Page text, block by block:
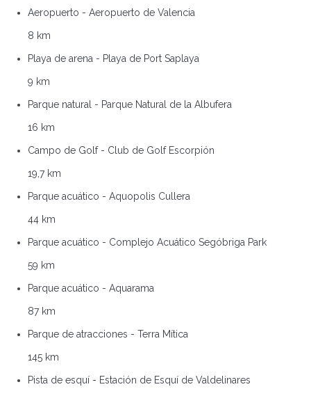
Aeropuerto - Aeropuerto de Valencia
8 km
Playa de arena - Playa de Port Saplaya
9 km
Parque natural - Parque Natural de la Albufera
16 km
Campo de Golf - Club de Golf Escorpión
19,7 km
Parque acuático - Aquopolis Cullera
44 km
Parque acuático - Complejo Acuático Segóbriga Park
59 km
Parque acuático - Aquarama
87 km
Parque de atracciones - Terra Mítica
145 km
Pista de esquí - Estación de Esquí de Valdelinares